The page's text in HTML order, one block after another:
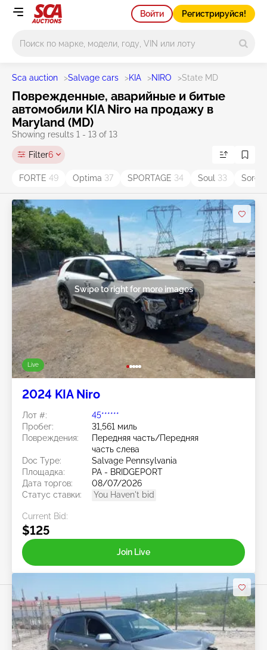
Войти Регистрируйся!
Sca auction >Salvage cars >KIA >NIRO >State MD
Поврежденные, аварийные и битые
автомобили KIA Niro на продажу в
Maryland (MD)
Showing results 1 - 13 of 13
Filter6
FORTE 49 Optima 37 SPORTAGE 34 Soul 33
Live
Swipe to right for more images
2024 KIA Niro
Лот #:
45******
Пробег:
31,561 миль
Повреждения:
Передняя часть/Передняя
часть слева
Doc Type:
Salvage Pennsylvania
Площадка:
PA - BRIDGEPORT
Дата торгов:
08/07/2026
Статус ставки:
You Haven't bid
Current Bid:
$125
Join Live